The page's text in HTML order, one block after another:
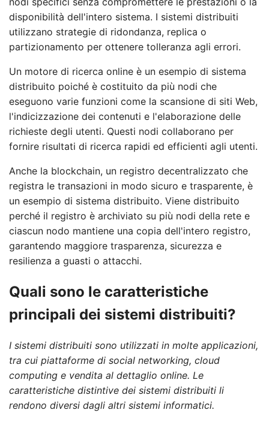
disponibilità dell'intero sistema. I sistemi distribuiti
utilizzano strategie di ridondanza, replica o
partizionamento per ottenere tolleranza agli errori.
Un motore di ricerca online è un esempio di sistema
distribuito poiché è costituito da più nodi che
eseguono varie funzioni come la scansione di siti Web,
l'indicizzazione dei contenuti e l'elaborazione delle
richieste degli utenti. Questi nodi collaborano per
fornire risultati di ricerca rapidi ed efficienti agli utenti.
Anche la blockchain, un registro decentralizzato che
registra le transazioni in modo sicuro e trasparente, è
un esempio di sistema distribuito. Viene distribuito
perché il registro è archiviato su più nodi della rete e
ciascun nodo mantiene una copia dell'intero registro,
garantendo maggiore trasparenza, sicurezza e
resilienza a guasti o attacchi.
Quali sono le caratteristiche
principali dei sistemi distribuiti?
I sistemi distribuiti sono utilizzati in molte applicazioni,
tra cui piattaforme di social networking, cloud
computing e vendita al dettaglio online. Le
caratteristiche distintive dei sistemi distribuiti li
rendono diversi dagli altri sistemi informatici.